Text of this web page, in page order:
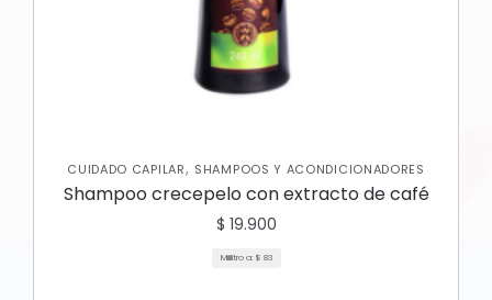
CUIDADO CAPILAR, SHAMPOOS Y ACONDICIONADORES
Shampoo crecepelo con extracto de café
$ 19.900
Mililitro a: $ 83